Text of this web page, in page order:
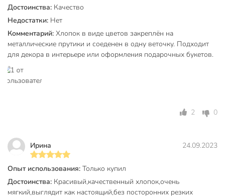
Модель
Вес в упаковке
Габариты упаковки
7 x 8 x 61 см
Достоинства: Качество
Недостатки: Нет
Комментарий: Хлопок в виде цветов закреплён на
металлические прутики и соеденен в одну веточку. Подходит
для декора в интерьере или оформления подарочных букетов.
2 0
Ирина 24.09.2023
Опыт использования: Только купил
Достоинства: Красивый,качественный хлопок,очень
мягкий,выглядит как настоящий,без посторонних резких